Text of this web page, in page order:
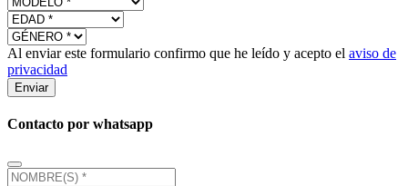
Al enviar este formulario confirmo que he leído y acepto el aviso de
privacidad
Enviar
Contacto por whatsapp